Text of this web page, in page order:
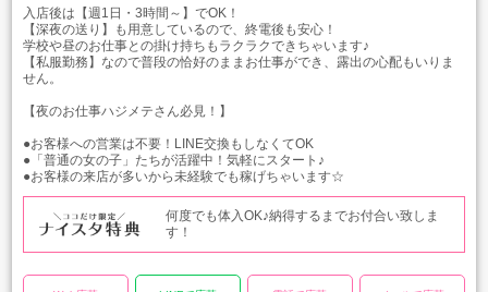
入店後は【週1日・3時間～】でOK！
【深夜の送り】も用意しているので、終電後も安心！
学校や昼のお仕事との掛け持ちもラクラクできちゃいます♪
【私服勤務】なので普段の恰好のままお仕事ができ、露出の心配もいりま
せん。
【夜のお仕事ハジメテさん必見！】
●お客様への営業は不要！LINE交換もしなくてOK
●「普通の女の子」たちが活躍中！気軽にスタート♪
●お客様の来店が多いから未経験でも稼げちゃいます☆
何度でも体入OK♪納得するまでお付合い致しま
す！